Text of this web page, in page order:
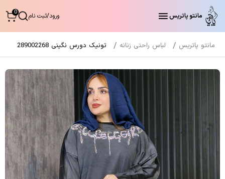
مانتو پاتریس ورود/ثبت نام 0
مانتو پاتریس لباس راحتی زنانه تونیک دورس نگینی 289002268